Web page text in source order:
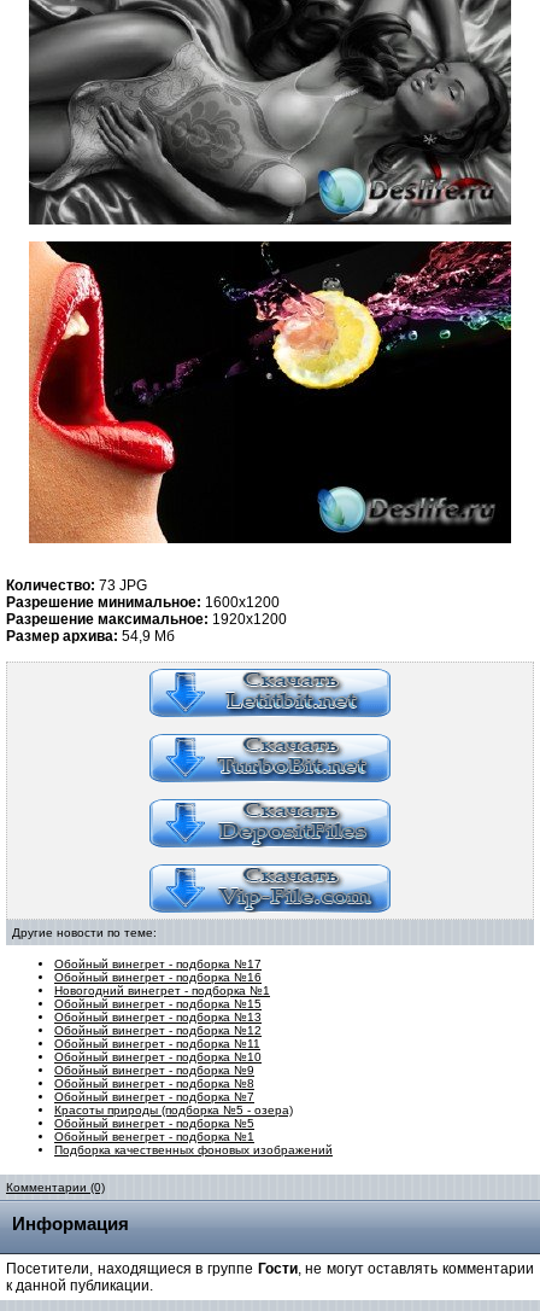
Количество: 73 JPG
Разрешение минимальное: 1600х1200
Разрешение максимальное: 1920х1200
Размер архива: 54,9 Мб
Другие новости по теме:
Обойный винегрет - подборка №17
Обойный винегрет - подборка №16
Новогодний винегрет - подборка №1
Обойный винегрет - подборка №15
Обойный винегрет - подборка №13
Обойный винегрет - подборка №12
Обойный винегрет - подборка №11
Обойный винегрет - подборка №10
Обойный винегрет - подборка №9
Обойный винегрет - подборка №8
Обойный винегрет - подборка №7
Красоты природы (подборка №5 - озера)
Обойный винегрет - подборка №5
Обойный венегрет - подборка №1
Подборка качественных фоновых изображений
Комментарии (0)
Информация
Посетители, находящиеся в группе Гости, не могут оставлять комментарии
к данной публикации.